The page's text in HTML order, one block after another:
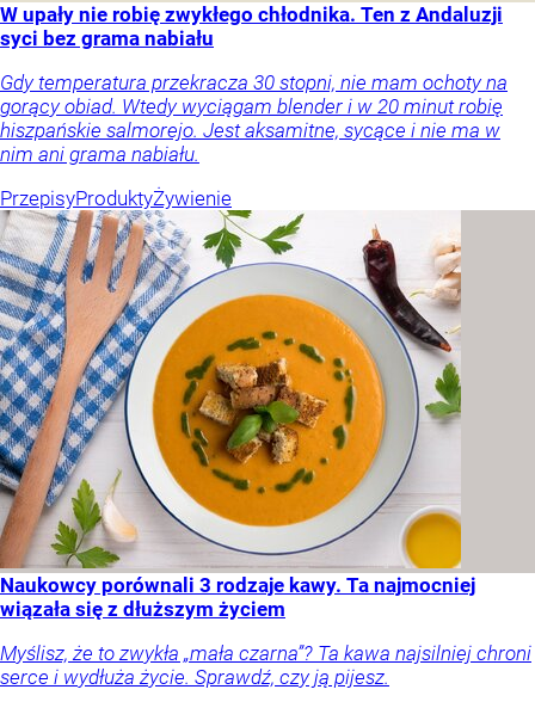
W upały nie robię zwykłego chłodnika. Ten z Andaluzji
syci bez grama nabiału
Gdy temperatura przekracza 30 stopni, nie mam ochoty na
gorący obiad. Wtedy wyciągam blender i w 20 minut robię
hiszpańskie salmorejo. Jest aksamitne, sycące i nie ma w
nim ani grama nabiału.
PrzepisyProduktyŻywienie
Naukowcy porównali 3 rodzaje kawy. Ta najmocniej
wiązała się z dłuższym życiem
Myślisz, że to zwykła „mała czarna”? Ta kawa najsilniej chroni
serce i wydłuża życie. Sprawdź, czy ją pijesz.